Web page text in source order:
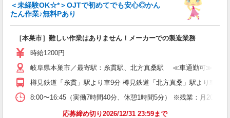
＜未経験OK☆*＞OJTで初めてでも安心◎かん
たん作業♪無料Pあり
［本巣市］難しい作業はありません！メーカーでの製造業務
時給1200円
岐阜県本巣市／最寄駅：糸貫駅、北方真桑駅 ≪車通勤可≫ ※駐
樽見鉄道「糸貫」駅より車9分 樽見鉄道「北方真桑」駅より車10分
8:00〜16:45（実働7時間40分、休憩1時間5分） ※残業：月20〜
応募締め切り2026/12/31 23:59まで